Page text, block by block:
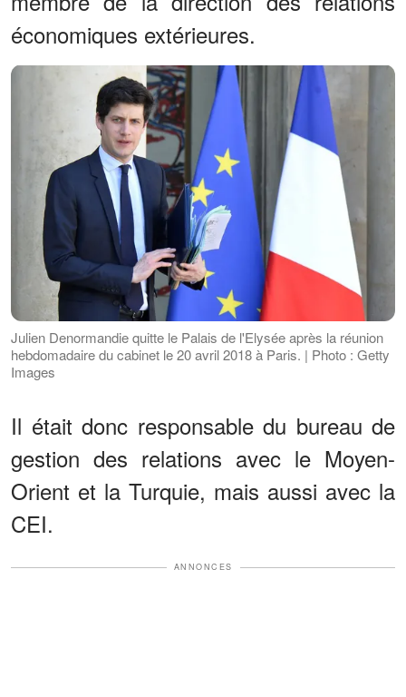
économiques extérieures.
Julien Denormandie quitte le Palais de l'Elysée après la réunion
hebdomadaire du cabinet le 20 avril 2018 à Paris. | Photo : Getty
Images
Il était donc responsable du bureau de
gestion des relations avec le Moyen-
Orient et la Turquie, mais aussi avec la
CEI.
ANNONCES